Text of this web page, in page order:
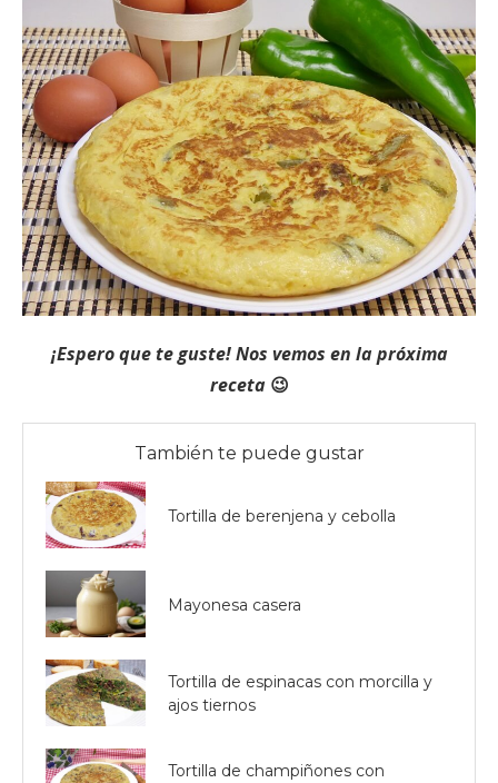
¡Espero que te guste! Nos vemos en la próxima
receta 😉
También te puede gustar
Tortilla de berenjena y cebolla
Mayonesa casera
Tortilla de espinacas con morcilla y
ajos tiernos
Tortilla de champiñones con